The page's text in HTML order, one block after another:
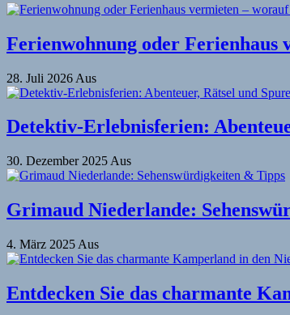
Ferienwohnung oder Ferienhaus
28. Juli 2026 Aus
Detektiv-Erlebnisferien:
30. Dezember 2025 Aus
Grimaud Niederlande:
4. März 2025 Aus
Entdecken Sie das charmante